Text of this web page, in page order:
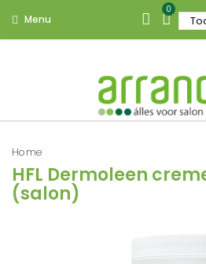
Menu
0
Home
HFL Dermoleen
(salon)